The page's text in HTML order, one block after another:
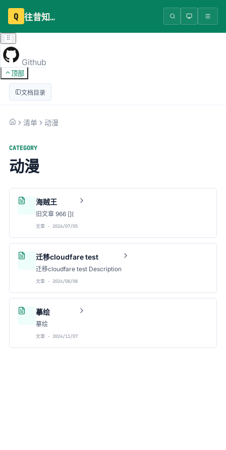
Q 往昔知识库
Github
顶部
文档目录
清单 动漫
CATEGORY
动漫
海贼王
旧文章 966 [](
文章 · 2026/07/05
迁移cloudfare test
迁移cloudfare test Description
文章 · 2024/08/08
摹绘
摹绘
文章 · 2024/11/07